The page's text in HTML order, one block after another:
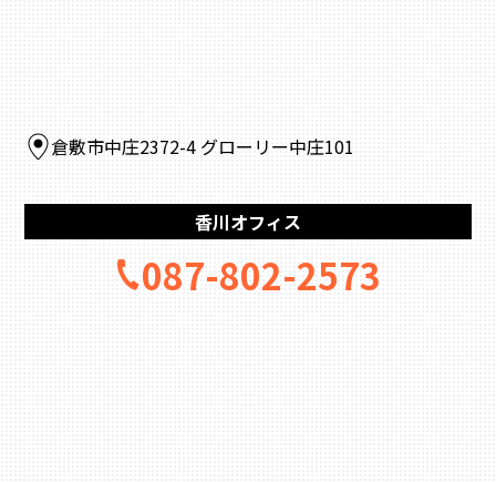
倉敷市中庄2372-4 グローリー中庄101
香川オフィス
087-802-2573